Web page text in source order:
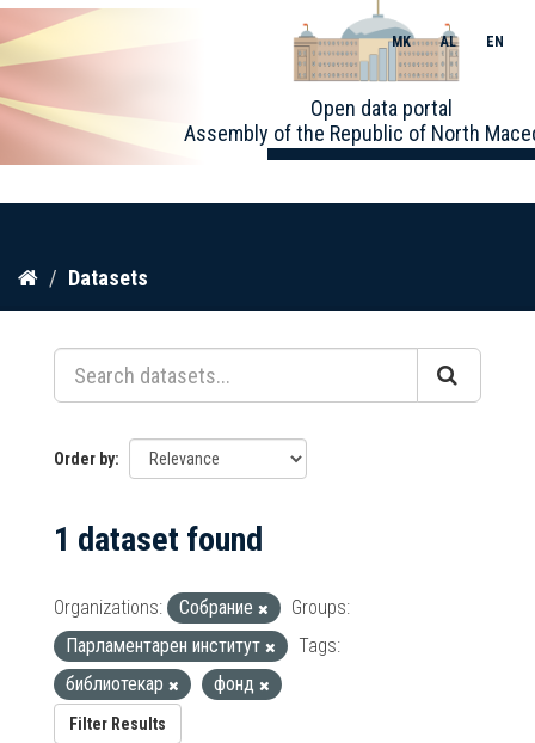
Skip
content
Open data portal
Assembly of the Republic of North
MK AL EN
Datasets
Order by
1 dataset found
Organizations: Собрание
Groups:
Парламентарен институт
Tags:
библиотекар
фонд
Filter Results